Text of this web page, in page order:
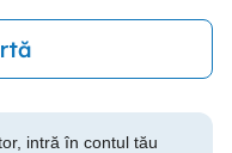
intră în contul tău